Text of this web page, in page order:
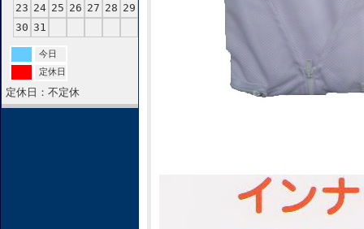
23 24 25 26 27 28 29
30 31
今日
定休日
定休日：不定休